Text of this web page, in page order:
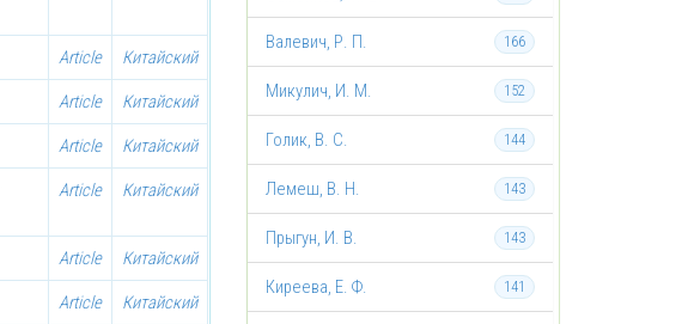
Article Китайский
Article Китайский
Article Китайский
Article Китайский
Article Китайский
Article Китайский
166
Валевич, Р. П.
152
Микулич, И. М.
144
Голик, В. С.
143
Лемеш, В. Н.
143
Прыгун, И. В.
141
Киреева, Е. Ф.